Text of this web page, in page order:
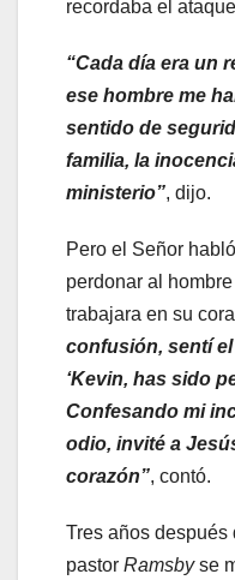
recordaba el
“Cada día era un
ese hombre me
sentido de
familia, la
ministerio”, dijo.
Pero el Señor
perdonar al
trabajara en su
confusión, sentí
‘Kevin, has sido
Confesando mi
odio, invité a
corazón”, contó.
Tres años después
pastor Ramsbyse